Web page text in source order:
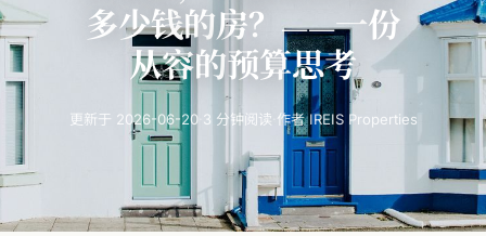
多少钱的房？ ——一份
从容的预算思考
更新于 2026-06-20 3 分钟阅读 作者 IREIS Properties